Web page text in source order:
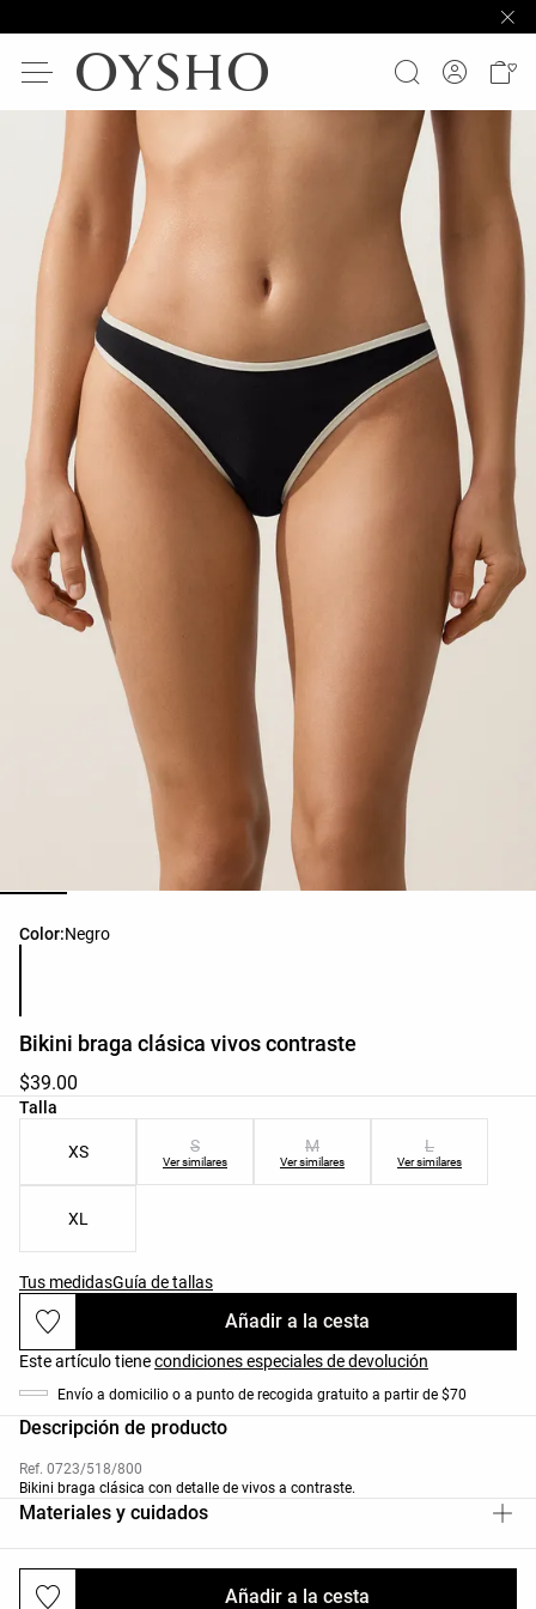
Color:Negro
Lista de colores del producto
Bikini braga clásica vivos contraste
$39.00
Talla
Lista de tallas del producto
XS S
Ver similares
M
Ver similares
L
Ver similares
XL
Tus medidasGuía de tallas
Añadir a la cesta
Añadir a la cesta
Este artículo tienecondiciones especiales de devolución
Envío a domicilio o a punto de recogida gratuito a partir de $70
Descripción de producto
Ref. 0723/518/800
Bikini braga clásica con detalle de vivos a contraste.
Materiales y cuidados
Envíos y devoluciones